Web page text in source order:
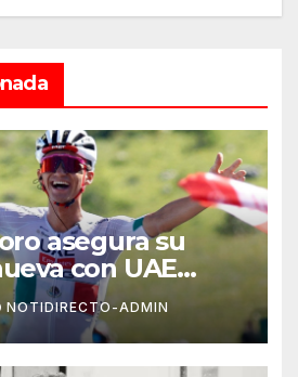
asegura su
con UAE
hasta 2031
NOTIDIRECTO-ADMIN